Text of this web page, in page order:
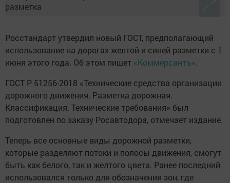
Росстандарт утвердил новый ГОСТ, предполагающий
использование на дорогах желтой и синей разметки с 1
июня этого года. Об этом пишет «Коммерсантъ».
ГОСТ Р 51256-2018 «Технические средства организации
дорожного движения. Разметка дорожная.
Классификация. Технические требования» был
подготовлен по заказу Росавтодора, отмечает издание.
Теперь все основные виды дорожной разметки,
которые разделяют потоки и полосы движения, смогут
быть как белого, так и желтого цвета. Ранее последний
использовался только для обозначения зон, где